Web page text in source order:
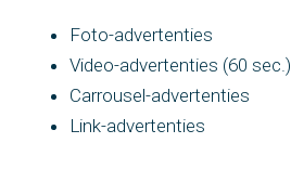
Foto-advertenties
Video-advertenties (60 sec.)
Carrousel-advertenties
Link-advertenties